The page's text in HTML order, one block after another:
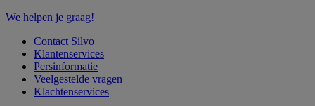
We helpen je graag!
Contact Silvo
Klantenservices
Persinformatie
Veelgestelde vragen
Klachtenservices